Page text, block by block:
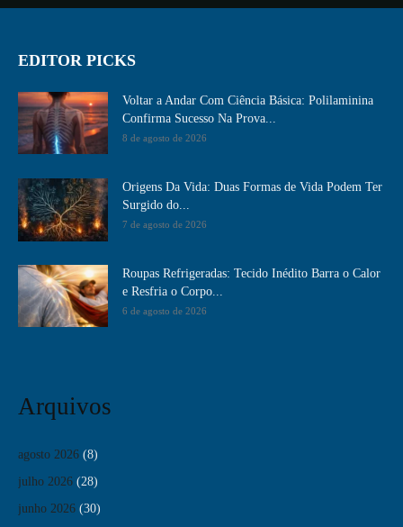
EDITOR PICKS
Voltar a Andar Com Ciência Básica: Polilaminina
Confirma Sucesso Na Prova...
8 de agosto de 2026
Origens Da Vida: Duas Formas de Vida Podem Ter
Surgido do...
7 de agosto de 2026
Roupas Refrigeradas: Tecido Inédito Barra o Calor
e Resfria o Corpo...
6 de agosto de 2026
Arquivos
agosto 2026 (8)
julho 2026 (28)
junho 2026 (30)